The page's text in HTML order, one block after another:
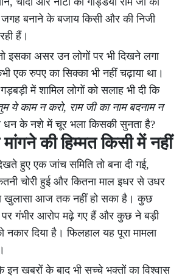
जगह बनाने के बजाय किसी और की निजी
हैं।
इसका असर उन लोगों पर भी दिखने लगा
एक रुपए का सिक्का भी नहीं चढ़ाया था।
में शामिल लोगों को सलाह भी दी कि
ये काम न करो, राम जी का नाम बदनाम न
के नशे में चूर भला किसकी सुनता है?
मांगने की हिम्मत किसी में नहीं
हुए एक जांच समिति तो बना दी गई,
चोरी हुई और कितना माल इधर से उधर
खुलासा आज तक नहीं हो सका है। कुछ
गंभीर आरोप मढ़े गए हैं और कुछ ने बड़ी
दिया है। फिलहाल यह पूरा मामला
इन खबरों के बाद भी सच्चे भक्तों का विश्वास